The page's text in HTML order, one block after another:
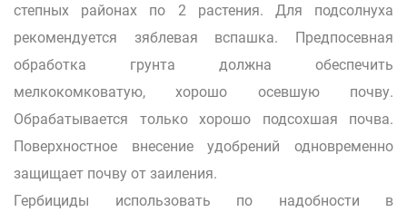
степных районах по 2 растения. Для подсолнуха
рекомендуется зяблевая вспашка. Предпосевная
обработка грунта должна обеспечить
мелкокомковатую, хорошо осевшую почву.
Обрабатывается только хорошо подсохшая почва.
Поверхностное внесение удобрений одновременно
защищает почву от заиления.
Гербициды использовать по надобности в